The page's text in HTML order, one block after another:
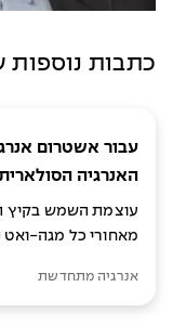
כתבות נוספות
עבור אשטרום
האנרגיה
עוצמת השמש בקיץ
מאחורי כל מגה-ואט
אנרגיה מתחדשת